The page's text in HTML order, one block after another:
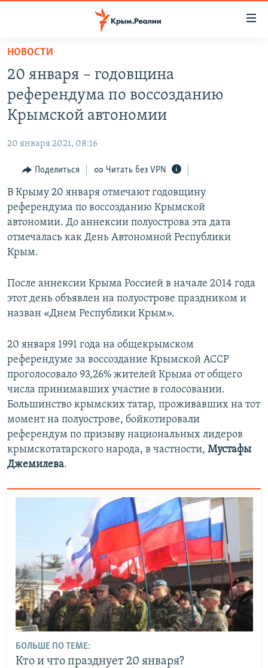
Вернуться
основному
содержанию
Вернутся
главной
навигации
Вернутся
поиску
СПЕЦПРОЕКТЫ
11 ЛЕТ ОККУПАЦИИ КРЫМА. 11 ИСТОРИЙ СОПРОТИВЛЕНИЯ
ВОДА
ЕЩЕ
ИНТЕРАКТИВ
ИНФОГРАФИКА
ТЕЛЕПРОЕКТ КРЫМ.РЕАЛИИ
СОВЕТЫ ПРАВОЗАЩИТНИКОВ
ПРОПАВШИЕ БЕЗ ВЕСТИ
ПОБЕДИТЕЛЕЙ НЕ СУДЯТ?
КРЫМ.НЕПОКОРЕННЫЙ
УКРАИНСКАЯ ПРОБЛЕМА КРЫМА
РАДІО СВОБОДА
КАК ОБОЙТИ БЛОКИРОВКУ
Українською
Qırımtatar
ПРИСОЕДИНЯЙТЕСЬ!
Все сайты RFE/RL
НОВОСТИ
20 января – годовщина
референдума по воссозданию
Крымской автономии
20 января 2021, 08:16
Поделиться Читать без VPN
В Крыму 20 января отмечают годовщину
референдума по воссозданию Крымской
автономии. До аннексии полуострова эта дата
отмечалась как День Автономной Республики
Крым.
После аннексии Крыма Россией в начале 2014 года
этот день объявлен на полуострове праздником и
назван «Днем Республики Крым».
20 января 1991 года на общекрымском
референдуме за воссоздание Крымской АССР
проголосовало 93,26% жителей Крыма от общего
числа принимавших участие в голосовании.
Большинство крымских татар, проживавших на тот
момент на полуострове, бойкотировали
референдум по призыву национальных лидеров
крымскотатарского народа, в частности, Мустафы
Джемилева.
БОЛЬШЕ ПО ТЕМЕ:
Кто и что празднует 20 января?